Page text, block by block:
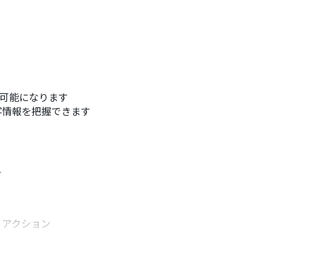
能になります
報を把握できます
クション